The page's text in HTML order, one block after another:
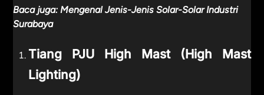
Baca juga:Mengenal Jenis-Jenis Solar-Solar Industri
Surabaya
Tiang PJU High Mast (High Mast
Lighting)